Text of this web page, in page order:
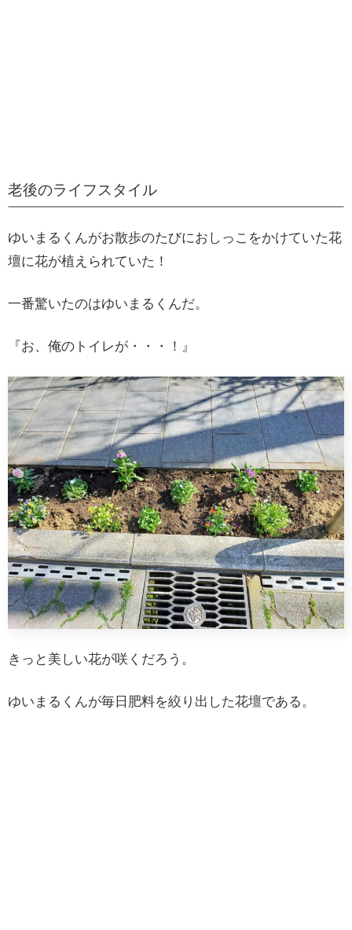
老後のライフスタイル
ゆいまるくんがお散歩のたびにおしっこをかけていた花
壇に花が植えられていた！
一番驚いたのはゆいまるくんだ。
『お、俺のトイレが・・・！』
きっと美しい花が咲くだろう。
ゆいまるくんが毎日肥料を絞り出した花壇である。